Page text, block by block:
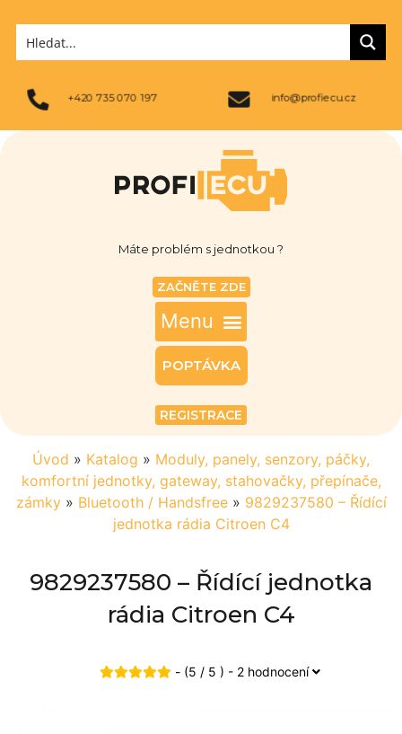
+420 735 070 197 info@profiecu.cz
Máte problém s jednotkou ?
ZAČNĚTE ZDE
POPTÁVKA
REGISTRACE
Úvod » Katalog » Moduly, panely, senzory, páčky,
komfortní jednotky, gateway, stahovačky, přepínače,
zámky» Bluetooth / Handsfree» 9829237580 – Řídící
jednotka rádia Citroen C4
9829237580 – Řídící jednotka
rádia Citroen C4
- (5 / 5 ) - 2 hodnocení